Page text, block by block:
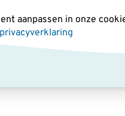
aanpassen in onze
privacyverklaring